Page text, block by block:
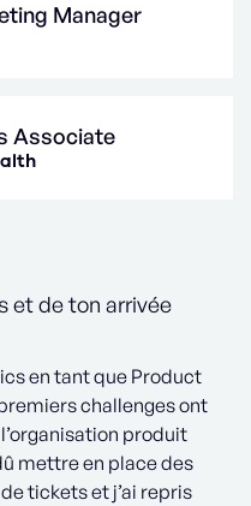
Manager
Associate
et de ton arrivée
en tant que Product
challenges ont
produit
mettre en place des
tickets et j’ai repris